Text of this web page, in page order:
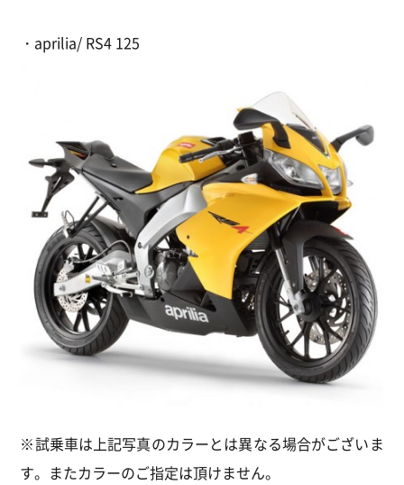
・aprilia/ RS4 125
※試乗車は上記写真のカラーとは異なる場合がございま
す。またカラーのご指定は頂けません。